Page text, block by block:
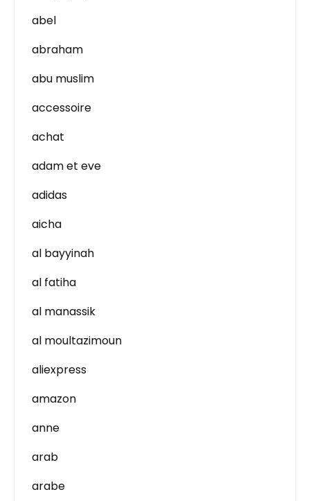
abel
abraham
abu muslim
accessoire
achat
adam et eve
adidas
aicha
al bayyinah
al fatiha
al manassik
al moultazimoun
aliexpress
amazon
anne
arab
arabe